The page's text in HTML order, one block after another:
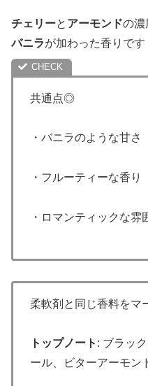
チェリーと アーモンドの濃
バニラが加わった香りです
共通点◎
・バニラのような甘さ
・フルーティーな香り
・ロマンティックな雰
柔軟剤と同じ香料をマ
トップノート : ブラッ
ール、ビターアーモン